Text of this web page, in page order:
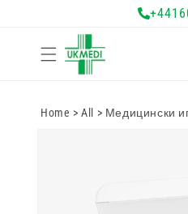
съдържанието
Home >All > Медицински